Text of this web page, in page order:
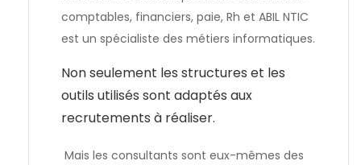
comptables, financiers, paie, Rh et ABIL NTIC
est un spécialiste des métiers informatiques.
Non seulement les structures et les
outils utilisés sont adaptés aux
recrutements à réaliser.
Mais les consultants sont eux-mêmes des